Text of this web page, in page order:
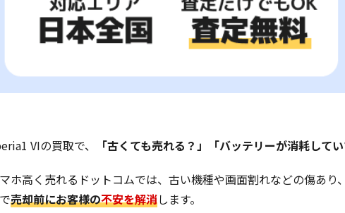
VIの買取で、 「古くても売れる？」「バッテリーが消耗して
ホ高く売れるドットコムでは、古い機種や画面割れなどの傷あり
売却前にお客様の不安を解消します。